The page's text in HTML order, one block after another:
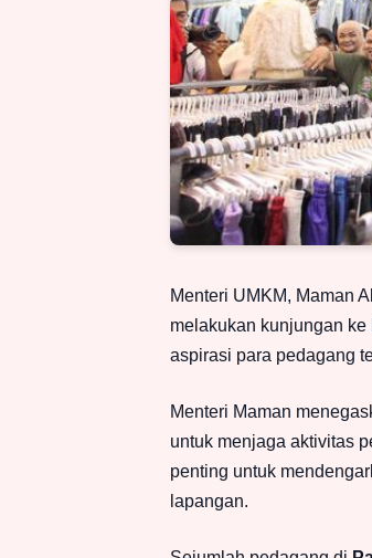
Menteri UMKM, Maman
melakukan kunjungan ke
aspirasi para pedagang
Menteri Maman
untuk menjaga aktivitas
penting untuk
lapangan.